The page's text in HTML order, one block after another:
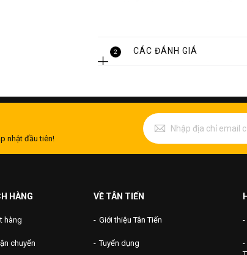
Châu Âu
2 CÁC ĐÁNH GIÁ
nhật đầu tiên!
HÀNG
hàng
chuyển
VỀ TÂN TIẾN
Giới thiệu Tân Tiến
Tuyển dụng